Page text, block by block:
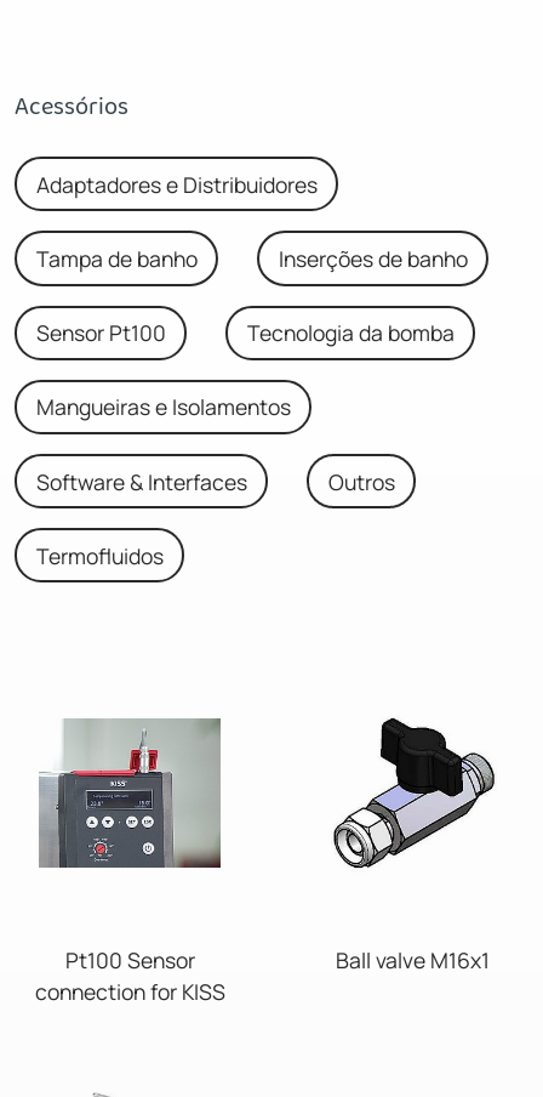
Acessórios
Adaptadores e Distribuidores
Tampa de banho Inserções de banho
Sensor Pt100 Tecnologia da bomba
Mangueiras e Isolamentos
Software & Interfaces Outros
Termofluidos
Pt100 Sensor
connection for KISS
Ball valve M16x1